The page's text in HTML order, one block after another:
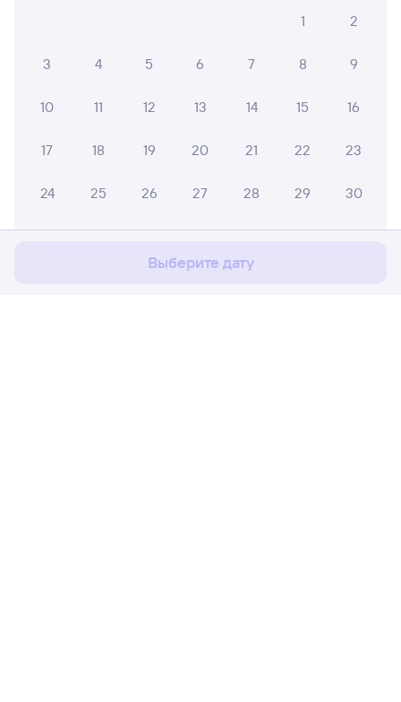
Мы используем cookies для более удобной работы
1
2
3 4 5 6 7 8 9
10 11 12 13 14 15 16
17 18 19 20 21 22 23
24 25 26 27 28 29 30
Выберите дату